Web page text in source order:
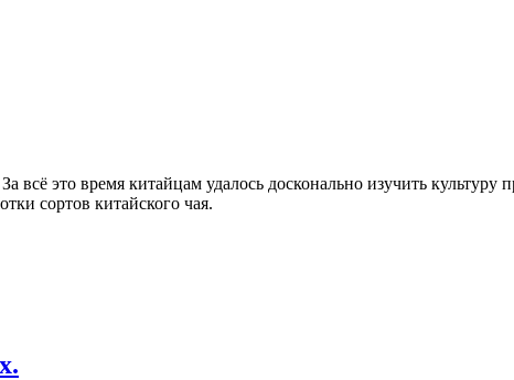
всё это время китайцам удалось досконально изучить
сортов китайского чая.